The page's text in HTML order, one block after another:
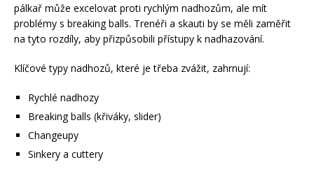
pálkař může excelovat proti rychlým nadhozům, ale mít
problémy s breaking balls. Trenéři a skauti by se měli zaměřit
na tyto rozdíly, aby přizpůsobili přístupy k nadhazování.
Klíčové typy nadhozů, které je třeba zvážit, zahrnují:
Rychlé nadhozy
Breaking balls (křiváky, slider)
Changeupy
Sinkery a cuttery